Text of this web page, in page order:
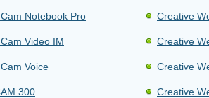
Notebook Pro
Video IM
Voice
300
Creative
Creative
Creative
Creative